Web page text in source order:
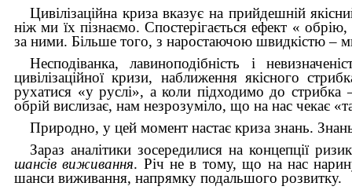
Цивілізаційна криза вказує на прийдешній
ніж ми їх пізнаємо. Спостерігається ефект «
за ними. Більше того, з наростаючою швидкістю –
Несподіванка, лавиноподібність і
цивілізаційної кризи, наближення якісного
рухатися «у руслі», а коли підходимо до стрибка
обрій вислизає, нам незрозуміло, що на нас чекає
Природно, у цей момент настає криза знань.
Зараз аналітики зосередилися на концепції
шансів виживання. Річ не в тому, що на нас
шанси виживання, напрямку подальшого розвитку.